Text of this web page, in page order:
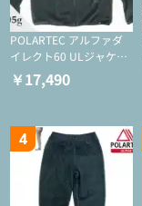
POLARTEC アルファダ
イレクト60 ULジャケッ
ト（登山/ミドルレイヤ
ー/化繊ジャケット）
￥17,490
4